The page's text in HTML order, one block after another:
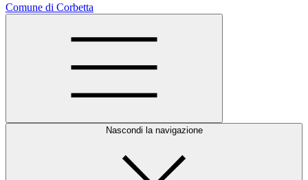
Comune di Corbetta
Nascondi la navigazione